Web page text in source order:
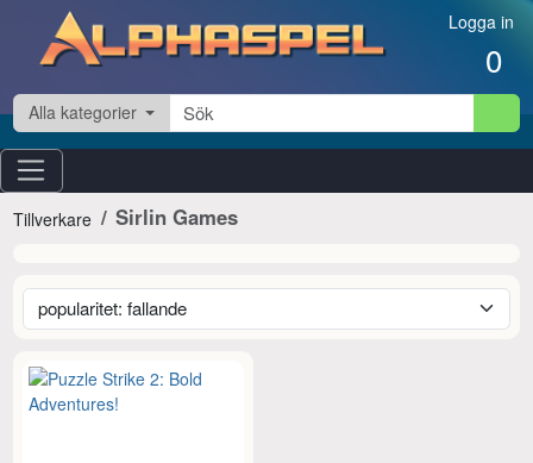
Hoppa till innehåll Logga in
0
Alla kategorier
Tillverkare Sirlin Games